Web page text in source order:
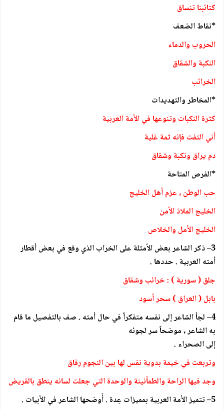
كتائبنا تنساق
*نقاط الضعف
الحروب والدماء
النكبة والشقاق
الخرائب
*المخاطر والتهديدات
كثرة النكبات وتنوعها في الأمة العربية
أني التفت فإنه ثمة غلية
دم يراق ونكبة وشقاق
*الفرص المتاحة
حب الوطن ، عزم أهل الخليج
الخليج الملاذ الأمن
الخليج الأمل والخلاص
3– ذكر الشاعر بعض الأمثلة على الخراب الذي وقع في بعض أقطار
أمته العربية . حددها .
جلق ( سورية ) : خرائب وشقاق
بابل ( العراق ) سحر أسود
4– لجأ الشاعر إلى نفسه متفكراً في حال أمته . صف بالتفصيل ما قام
به الشاعر ، موضحاً سر لجوئه
إلى الصحراء .
وتربعت في خيمة بدوية نفس لها بين النجوم رفاق
وجد فيها الراحة والطمأنينة والوحدة التي جعلت لسانه ينطق بالقريض
5– تتميز الأمة العربية بمميزات عِدة . أَوضحها الشاعر في الأبيات .